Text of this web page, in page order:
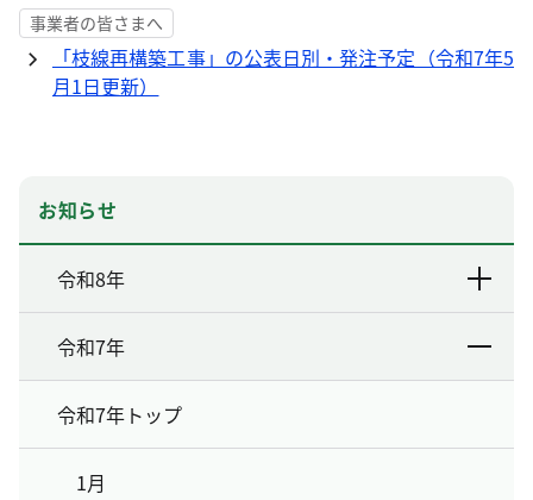
事業者の皆さまへ
「枝線再構築工事」の公表日別・発注予定（令和7年5
月1日更新）
お知らせ
令和8年
令和7年
令和7年トップ
1月